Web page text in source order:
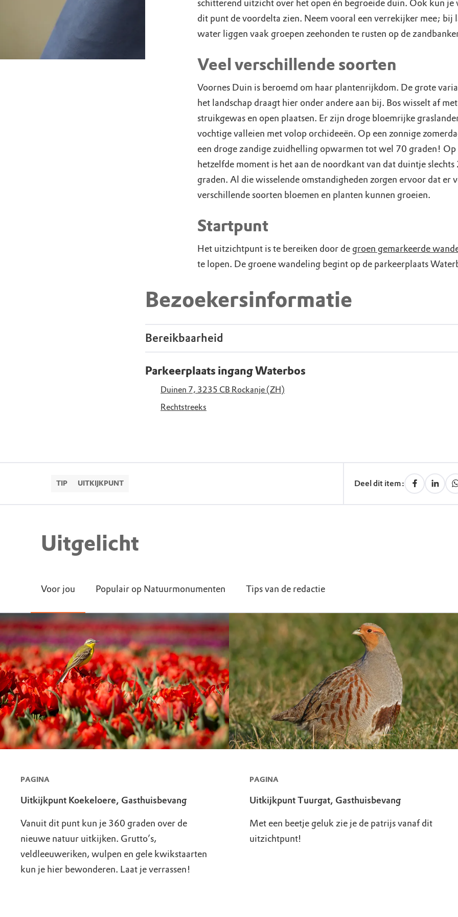
schitterend uitzicht over het open én begroeide duin. Ook kun je
dit punt de voordelta zien. Neem vooral een verrekijker mee; bij
water liggen vaak groepen zeehonden te rusten op de
Veel verschillende soorten
Voornes Duin is beroemd om haar plantenrijkdom. De grote
het landschap draagt hier onder andere aan bij. Bos wisselt af met
struikgewas en open plaatsen. Er zijn droge bloemrijke
vochtige valleien met volop orchideeën. Op een zonnige
een droge zandige zuidhelling opwarmen tot wel 70 graden! Op
hetzelfde moment is het aan de noordkant van dat duintje slechts
graden. Al die wisselende omstandigheden zorgen ervoor dat er
verschillende soorten bloemen en planten kunnen groeien.
Startpunt
Het uitzichtpunt is te bereiken door de groen gemarkeerde
te lopen. De groene wandeling begint op de parkeerplaats
Bezoekersinformatie
Bereikbaarheid
Parkeerplaats ingang Waterbos
Duinen 7, 3235 CB Rockanje (ZH)
Rechtstreeks
TIP UITKIJKPUNT Deel dit item:
Uitgelicht
Voor jou Populair op Natuurmonumenten Tips van de redactie
PAGINA
Uitkijkpunt Koekeloere, Gasthuisbevang
Vanuit dit punt kun je 360 graden over de
nieuwe natuur uitkijken. Grutto’s,
veldleeuweriken, wulpen en gele kwikstaarten
kun je hier bewonderen. Laat je verrassen!
PAGINA
Uitkijkpunt Tuurgat, Gasthuisbevang
Met een beetje geluk zie je de patrijs vanaf dit
uitzichtpunt!